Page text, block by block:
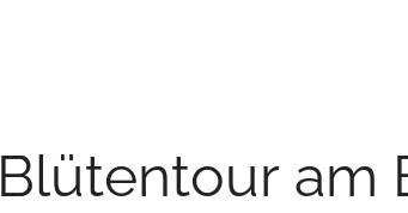
Blütentour am